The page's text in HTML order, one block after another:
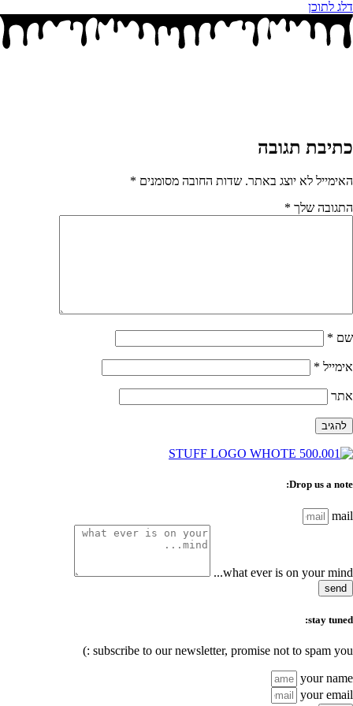
דלג לתוכן
כתיבת תגובה
האימייל לא יוצג באתר. שדות החובה מסומנים *
התגובה שלך *
שם *
אימייל *
אתר
Drop us a note:
mail
what ever is on your mind...
send
stay tuned:
subscribe to our newsletter, promise not to spam you :)
your name
your email